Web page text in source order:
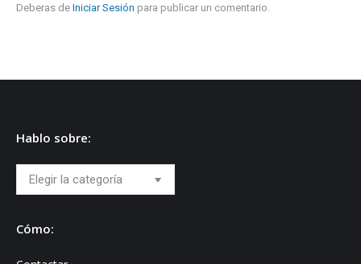
Deberas de Iniciar Sesión para publicar un comentario.
Hablo sobre:
Hablo
sobre:
Cómo: